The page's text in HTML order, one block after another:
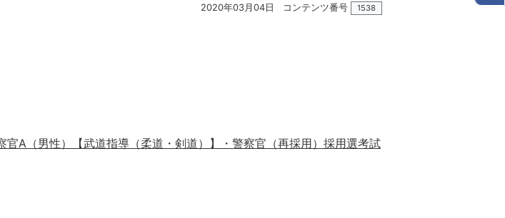
2020年03月04日 コンテンツ番号 1538
A（男性）【武道指導（柔道・剣道）】・警察官（再採用）採用選考試